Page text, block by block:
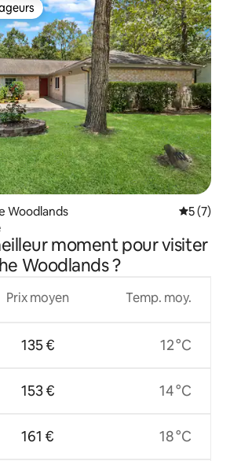
Woodlands
5 (7)
moment pour visiter
Woodlands ?
Prix moyen
135 €
153 €
161 €
Temp. moy.
12 °C
14 °C
18 °C